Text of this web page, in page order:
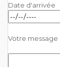
Date d'arrivée
Votre message